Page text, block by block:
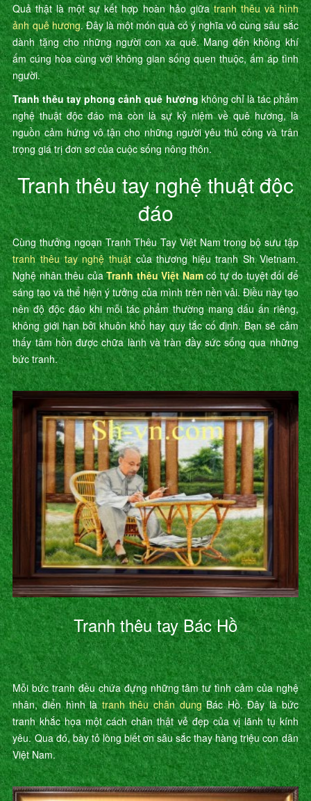
Quả thật là một sự kết hợp hoàn hảo giữatranh thêu và hình
ảnh quê hương. Đây là một món quà có ý nghĩa vô cùng sâu sắc
dành tặng cho những người con xa quê. Mang đến không khí
ấm cúng hòa cùng với không gian sống quen thuộc, ấm áp tình
người.
Tranh thêu tay phong cảnh quê hươngkhông chỉ là tác phẩm
nghệ thuật độc đáo mà còn là sự kỷ niệm về quê hương, là
nguồn cảm hứng vô tận cho những người yêu thủ công và trân
trọng giá trị đơn sơ của cuộc sống nông thôn.
Tranh thêu tay nghệ thuật độc
đáo
Cùng thưởng ngoạn Tranh Thêu Tay Việt Nam trong bộ sưu tập
tranh thêu tay nghệ thuậtcủa thương hiệu tranh Sh Vietnam.
Nghệ nhân thêu củaTranh thêu Việt Namcó tự do tuyệt đối để
sáng tạo và thể hiện ý tưởng của mình trên nền vải. Điều này tạo
nên độ độc đáo khi mỗi tác phẩm thường mang dấu ấn riêng,
không giới hạn bởi khuôn khổ hay quy tắc cố định. Bạn sẽ cảm
thấy tâm hồn được chữa lành và tràn đầy sức sống qua những
bức tranh.
Tranh thêu tay Bác Hồ
Mỗi bức tranh đều chứa đựng những tâm tư tình cảm của nghệ
nhân, điển hình làtranh thêu chân dungBác Hồ. Đây là bức
tranh khắc họa một cách chân thật vẻ đẹp của vị lãnh tụ kính
yêu. Qua đó, bày tỏ lòng biết ơn sâu sắc thay hàng triệu con dân
Việt Nam.